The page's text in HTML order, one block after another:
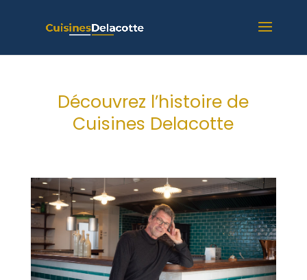
Découvrez l’histoire de
Cuisines Delacotte